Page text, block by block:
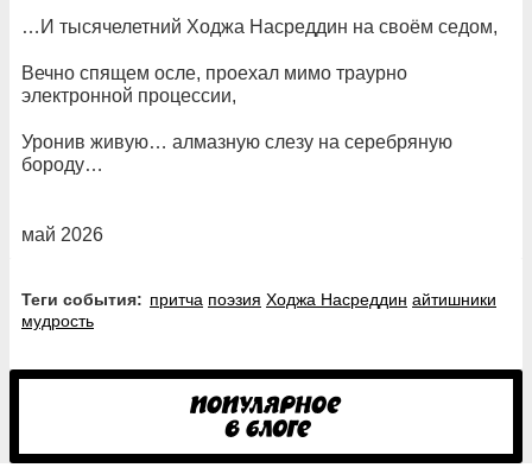
…И тысячелетний Ходжа Насреддин на своём седом,
Вечно спящем осле, проехал мимо траурно
электронной процессии,
Уронив живую… алмазную слезу на серебряную
бороду…
май 2026
Теги события: притча поэзия Ходжа Насреддин айтишники
мудрость